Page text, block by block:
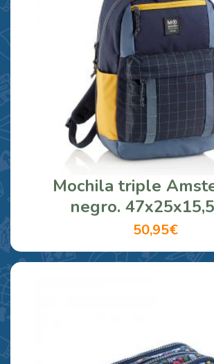
Mochila triple
negro.
50,95€